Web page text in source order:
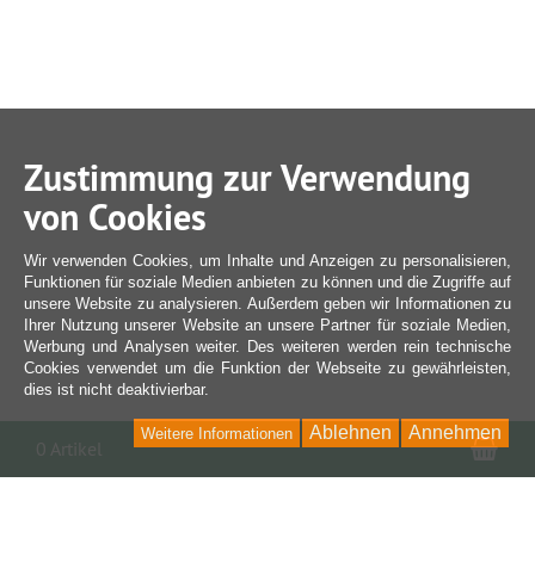
Zustimmung zur Verwendung
von Cookies
Wir verwenden Cookies, um Inhalte und Anzeigen zu personalisieren,
Funktionen für soziale Medien anbieten zu können und die Zugriffe auf
unsere Website zu analysieren. Außerdem geben wir Informationen zu
Ihrer Nutzung unserer Website an unsere Partner für soziale Medien,
Werbung und Analysen weiter. Des weiteren werden rein technische
Cookies verwendet um die Funktion der Webseite zu gewährleisten,
dies ist nicht deaktivierbar.
Annehmen
Ablehnen
Weitere Informationen